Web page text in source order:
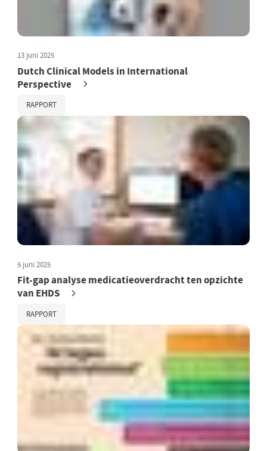
13 juni 2025
Dutch Clinical Models in International
Perspective
RAPPORT
5 juni 2025
Fit-gap analyse medicatieoverdracht ten opzichte
van EHDS
RAPPORT